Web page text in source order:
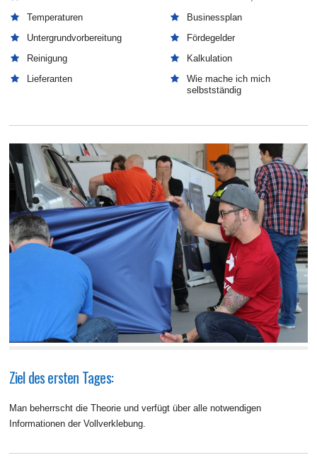
Temperaturen
Untergrundvorbereitung
Reinigung
Lieferanten
Businessplan
Fördegelder
Kalkulation
Wie mache ich mich
selbstständig
Ziel des ersten Tages:
Man beherrscht die Theorie und verfügt über alle notwendigen
Informationen der Vollverklebung.